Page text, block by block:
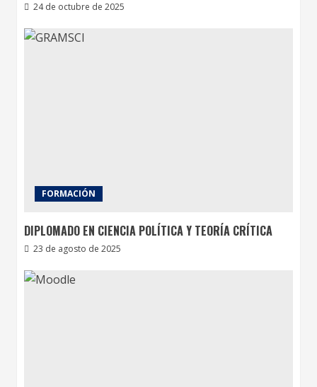
24 de octubre de 2025
FORMACIÓN
DIPLOMADO EN CIENCIA POLÍTICA Y TEORÍA CRÍTICA
23 de agosto de 2025